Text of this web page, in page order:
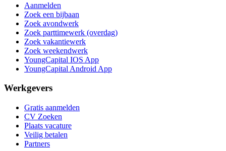
Aanmelden
Zoek een bijbaan
Zoek avondwerk
Zoek parttimewerk (overdag)
Zoek vakantiewerk
Zoek weekendwerk
YoungCapital IOS App
YoungCapital Android App
Werkgevers
Gratis aanmelden
CV Zoeken
Plaats vacature
Veilig betalen
Partners